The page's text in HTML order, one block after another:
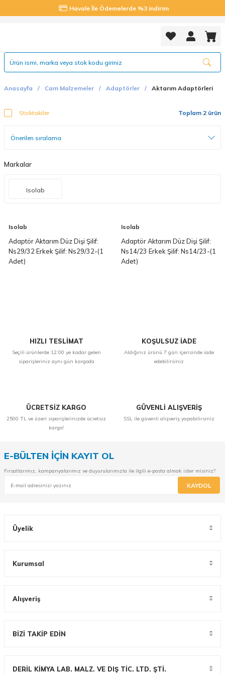
Havale İle Ödemelerde %3 indirim
Anasayfa Cam Malzemeler Adaptörler Aktarım Adaptörleri
Stoktakiler Toplam 2 ürün
Markalar
Isolab
Isolab
Adaptör Aktarım Düz Dişi Şilif:
Ns29/32 Erkek Şilif: Ns29/32-(1
Adet)
Isolab
Adaptör Aktarım Düz Dişi Şilif:
Ns14/23 Erkek Şilif: Ns14/23-(1
Adet)
HIZLI TESLİMAT
Seçili ürünlerde 12:00 ye kadar gelen
siparişleriniz aynı gün kargoda
KOŞULSUZ İADE
Aldığınız ürünü 7 gün içerisinde iade
edebilirsiniz
ÜCRETSİZ KARGO
2500 TL ve üzeri siparişlerinizde ücretsiz
kargo!
GÜVENLİ ALIŞVERİŞ
SSL ile güvenli alışveriş yapabilirsiniz
E-BÜLTEN İÇİN KAYIT OL
Fırsatlarımız, kampanyalarımız ve duyurularımızla ile ilgili e-posta almak ister misiniz?
KAYDOL
Üyelik
Kurumsal
Alışveriş
BİZİ TAKİP EDİN
DERİL KİMYA LAB. MALZ. VE DIŞ TİC. LTD. ŞTİ.